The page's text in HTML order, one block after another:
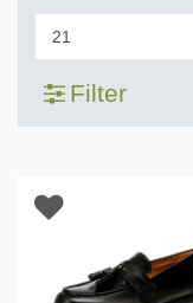
Filter